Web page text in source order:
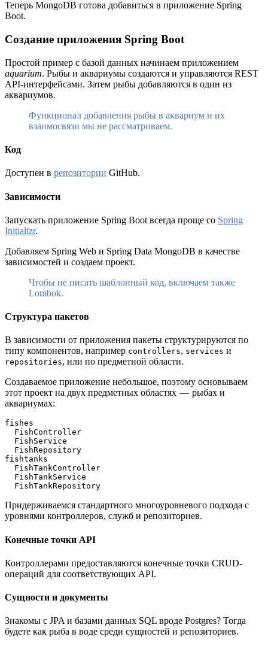
Теперь MongoDB готова добавиться в приложение Spring
Boot.
Создание приложения Spring Boot
Простой пример с базой данных начинаем приложением
aquarium. Рыбы и аквариумы создаются и управляются REST
API-интерфейсами. Затем рыбы добавляются в один из
аквариумов.
Функционал добавления рыбы в аквариум и их
взаимосвязи мы не рассматриваем.
Код
Доступен в репозитории GitHub.
Зависимости
Запускать приложение Spring Boot всегда проще со Spring
Initializr.
Добавляем Spring Web и Spring Data MongoDB в качестве
зависимостей и создаем проект.
Чтобы не писать шаблонный код, включаем также
Lombok.
Структура пакетов
В зависимости от приложения пакеты структурируются по
типу компонентов, например controllers, services и
repositories, или по предметной области.
Создаваемое приложение небольшое, поэтому основываем
этот проект на двух предметных областях — рыбах и
аквариумах:
fishes
  FishController
  FishService
  FishRepository
fishtanks
  FishTankController
  FishTankService
  FishTankRepository
Придерживаемся стандартного многоуровневого подхода с
уровнями контроллеров, служб и репозиториев.
Конечные точки API
Контроллерами предоставляются конечные точки CRUD-
операций для соответствующих API.
Сущности и документы
Знакомы с JPA и базами данных SQL вроде Postgres? Тогда
будете как рыба в воде среди сущностей и репозиториев.